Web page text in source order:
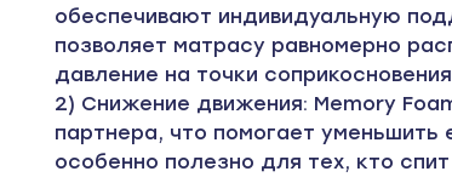
обеспечивают индивидуальную
позволяет матрасу равномерно
давление на точки
2) Снижение движения: Memory
партнера, что помогает уменьшить
особенно полезно для тех, кто